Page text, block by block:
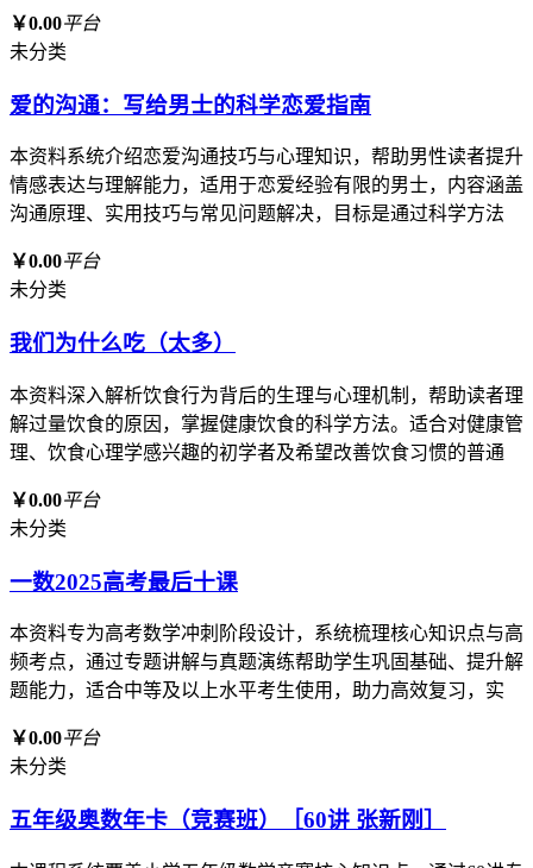
￥0.00平台
未分类
爱的沟通：写给男士的科学恋爱指南
本资料系统介绍恋爱沟通技巧与心理知识，帮助男性读者提升
情感表达与理解能力，适用于恋爱经验有限的男士，内容涵盖
沟通原理、实用技巧与常见问题解决，目标是通过科学方法
￥0.00平台
未分类
我们为什么吃（太多）
本资料深入解析饮食行为背后的生理与心理机制，帮助读者理
解过量饮食的原因，掌握健康饮食的科学方法。适合对健康管
理、饮食心理学感兴趣的初学者及希望改善饮食习惯的普通
￥0.00平台
未分类
一数2025高考最后十课
本资料专为高考数学冲刺阶段设计，系统梳理核心知识点与高
频考点，通过专题讲解与真题演练帮助学生巩固基础、提升解
题能力，适合中等及以上水平考生使用，助力高效复习，实
￥0.00平台
未分类
五年级奥数年卡（竞赛班）［60讲 张新刚］